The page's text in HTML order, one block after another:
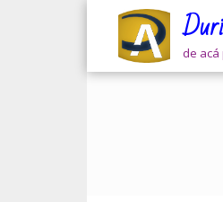
de acá